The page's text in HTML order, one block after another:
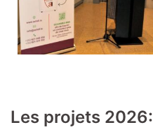
Les projets 2026: